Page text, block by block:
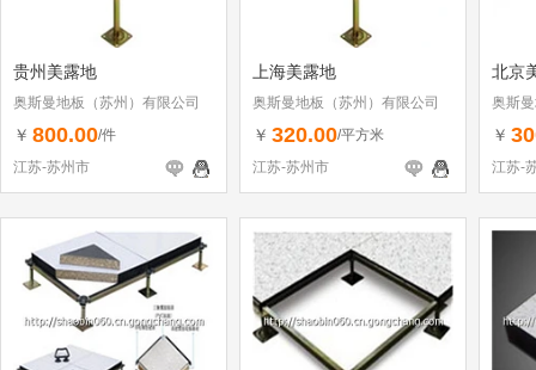
贵州美露地
奥斯曼地板（苏州）有限公司
￥ 800.00/件
江苏-苏州市
上海美露地
奥斯曼地板（苏州）有限公司
￥ 320.00/平方米
江苏-苏州市
北京
奥斯
￥
江苏-